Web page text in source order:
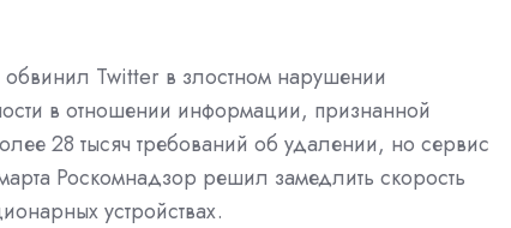
Twitter в злостном нарушении
в отношении информации, признанной
28 тысяч требований об удалении, но сервис
Роскомнадзор решил замедлить скорость
устройствах.